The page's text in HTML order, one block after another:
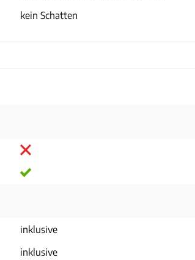
kein Schatten
inklusive
inklusive